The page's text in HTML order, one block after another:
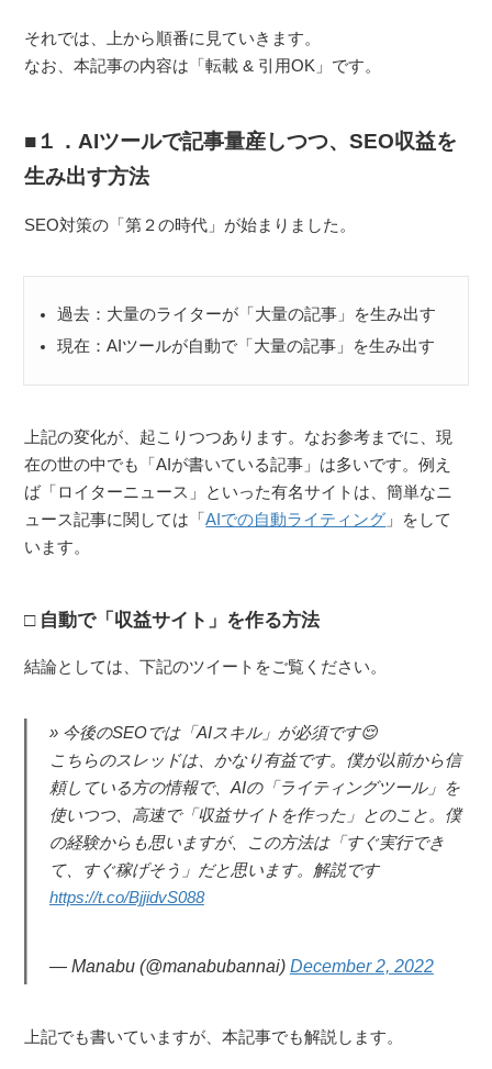
それでは、上から順番に見ていきます。
なお、本記事の内容は「転載 & 引用OK」です。
１．AIツールで記事量産しつつ、SEO収益を
生み出す方法
SEO対策の「第２の時代」が始まりました。
過去：大量のライターが「大量の記事」を生み出す
現在：AIツールが自動で「大量の記事」を生み出す
上記の変化が、起こりつつあります。なお参考までに、現
在の世の中でも「AIが書いている記事」は多いです。例え
ば「ロイターニュース」といった有名サイトは、簡単なニ
ュース記事に関しては「AIでの自動ライティング 」をして
います。
自動で「収益サイト」を作る方法
結論としては、下記のツイートをご覧ください。
今後のSEOでは「AIスキル」が必須です😌
こちらのスレッドは、かなり有益です。僕が以前から信
頼している方の情報で、AIの「ライティングツール」を
使いつつ、高速で「収益サイトを作った」とのこと。僕
の経験からも思いますが、この方法は「すぐ実行でき
て、すぐ稼げそう」だと思います。解説です
https://t.co/BjjidvS088
— Manabu (@manabubannai) December 2, 2022
上記でも書いていますが、本記事でも解説します。